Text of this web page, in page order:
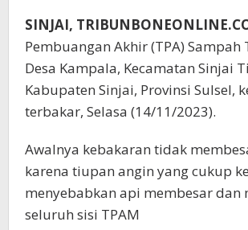
SINJAI,
Pembuangan Akhir (TPA) Sampah
Desa Kampala, Kecamatan Sinjai
Kabupaten Sinjai, Provinsi Sulsel,
terbakar, Selasa (14/11/2023).
Awalnya kebakaran tidak
karena tiupan angin yang cukup
menyebabkan api membesar dan
seluruh sisi TPAM